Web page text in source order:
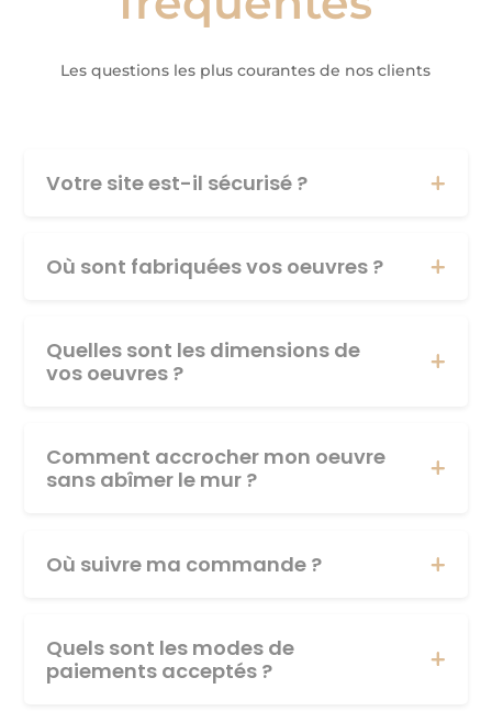
Les questions les plus courantes de nos clients
Votre site est-il sécurisé ?
Où sont fabriquées vos oeuvres ?
Quelles sont les dimensions de
vos oeuvres ?
Comment accrocher mon oeuvre
sans abîmer le mur ?
Où suivre ma commande ?
Quels sont les modes de
paiements acceptés ?